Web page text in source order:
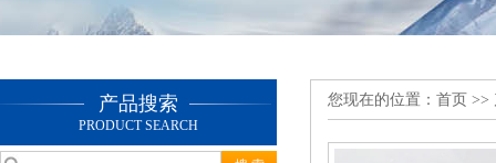
产品搜索
PRODUCT SEARCH
您现在的位置： 首页 >>